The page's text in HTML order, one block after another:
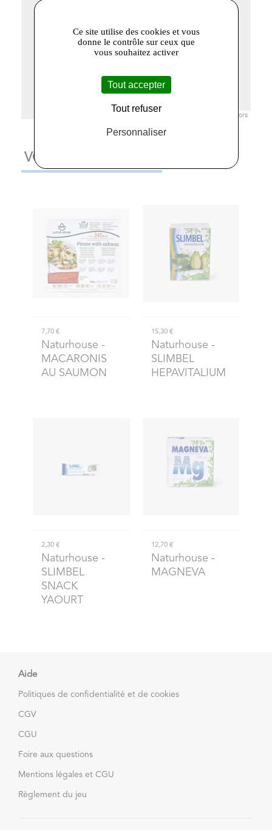
© Openstreetmap France | © contributors
VOUS AIMEREZ AUSSI
7,70 €
Naturhouse -
MACARONIS
AU SAUMON
15,30 €
Naturhouse -
SLIMBEL
HEPAVITALIUM
2,30 €
Naturhouse -
SLIMBEL
SNACK
YAOURT
12,70 €
Naturhouse -
MAGNEVA
Aide
Politiques de confidentialité et de cookies
CGV
CGU
Foire aux questions
Mentions légales et CGU
Règlement du jeu
Ce site utilise des cookies et vous
donne le contrôle sur ceux que
vous souhaitez activer
Tout accepter
Tout refuser
Personnaliser